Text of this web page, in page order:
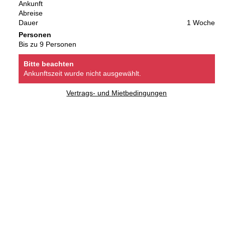
Ankunft
Abreise
Dauer
1 Woche
Personen
Bis zu 9 Personen
Bitte beachten
Ankunftszeit wurde nicht ausgewählt.
Vertrags- und Mietbedingungen